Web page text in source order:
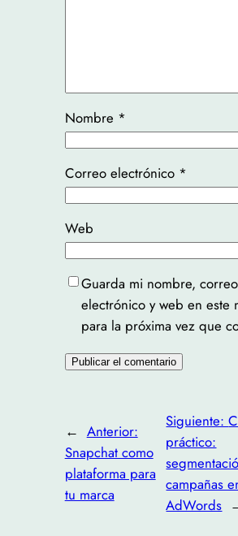
Nombre *
Correo electrónico *
Web
Guarda mi nombre, correo
electrónico y web en este
para la próxima vez que
← Anterior:
Snapchat como
plataforma para
tu marca
Siguiente:
práctico:
campañas
AdWords